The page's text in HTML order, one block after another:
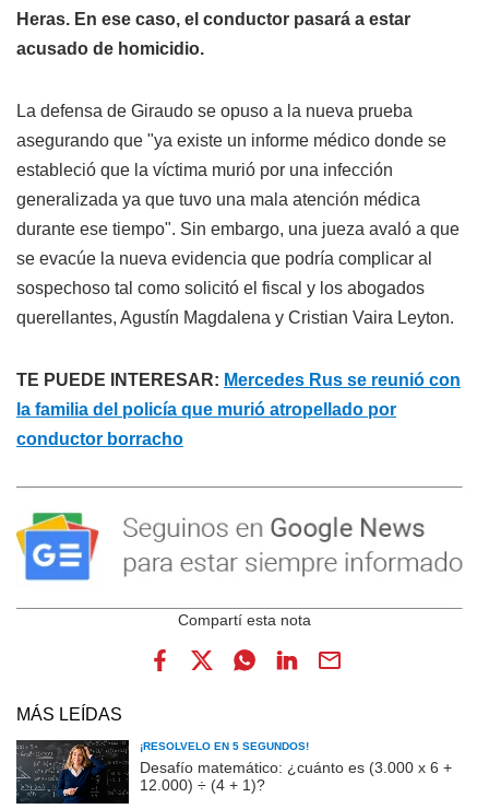
Heras. En ese caso, el conductor pasará a estar
acusado de homicidio.
La defensa de Giraudo se opuso a la nueva prueba
asegurando que "ya existe un informe médico donde se
estableció que la víctima murió por una infección
generalizada ya que tuvo una mala atención médica
durante ese tiempo". Sin embargo, una jueza avaló a que
se evacúe la nueva evidencia que podría complicar al
sospechoso tal como solicitó el fiscal y los abogados
querellantes, Agustín Magdalena y Cristian Vaira Leyton.
TE PUEDE INTERESAR: Mercedes Rus se reunió con
la familia del policía que murió atropellado por
conductor borracho
MÁS LEÍDAS
¡RESOLVELO EN 5 SEGUNDOS!
Desafío matemático: ¿cuánto es (3.000 x 6 +
12.000) ÷ (4 + 1)?